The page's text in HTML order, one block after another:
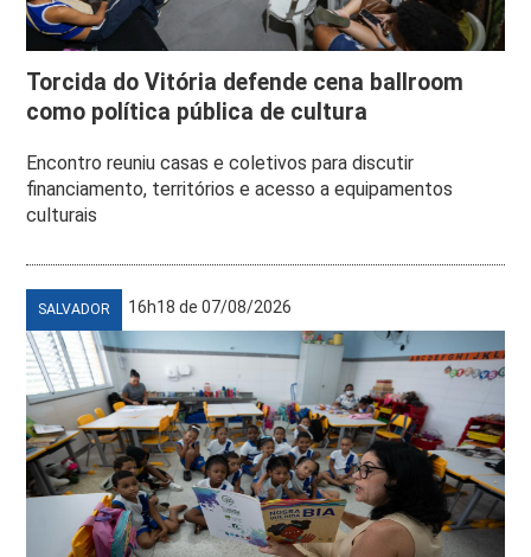
Torcida do Vitória defende cena ballroom
como política pública de cultura
Encontro reuniu casas e coletivos para discutir
financiamento, territórios e acesso a equipamentos
culturais
SALVADOR 16h18 de 07/08/2026